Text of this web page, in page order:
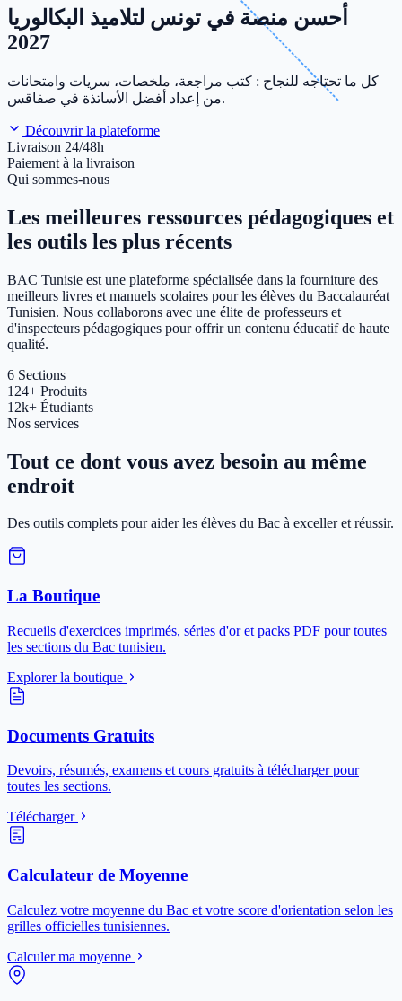
أحسن منصة في تونس لتلاميذ البكالوريا
2027
كل ما تحتاجه للنجاح : كتب مراجعة، ملخصات، سريات وامتحانات
من إعداد أفضل الأساتذة في صفاقس.
Découvrir la plateforme
Livraison 24/48h
Paiement à la livraison
Qui sommes-nous
Les meilleures ressources pédagogiques et
les outils les plus récents
BAC Tunisie est une plateforme spécialisée dans la fourniture des
meilleurs livres et manuels scolaires pour les élèves du Baccalauréat
Tunisien. Nous collaborons avec une élite de professeurs et
d'inspecteurs pédagogiques pour offrir un contenu éducatif de haute
qualité.
6 Sections
124+ Produits
12k+ Étudiants
Nos services
Tout ce dont vous avez besoin au même
endroit
Des outils complets pour aider les élèves du Bac à exceller et réussir.
La Boutique
Recueils d'exercices imprimés, séries d'or et packs PDF pour toutes
les sections du Bac tunisien.
Explorer la boutique
Documents Gratuits
Devoirs, résumés, examens et cours gratuits à télécharger pour
toutes les sections.
Télécharger
Calculateur de Moyenne
Calculez votre moyenne du Bac et votre score d'orientation selon les
grilles officielles tunisiennes.
Calculer ma moyenne